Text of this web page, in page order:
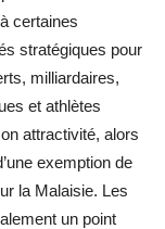
certaines
stratégiques pour
milliardaires,
et athlètes
attractivité, alors
exemption de
la Malaisie. Les
un point